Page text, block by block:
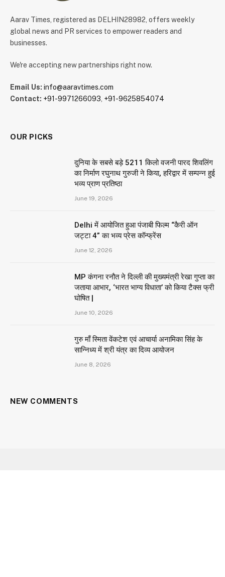
Aarav Times, registered as DELHIN28982, offers weekly
global news and PR services to empower readers and
businesses.
We're accepting new partnerships right now.
Email Us: info@aaravtimes.com
Contact: +91-9971266093 +91-9625854074
OUR PICKS
दुनिया के सबसे बड़े 5211 किलो वजनी पारद शिवलिंग
का निर्माण रघुनाथ गुरुजी ने किया, हरिद्वार में सम्पन्न हुई
भव्य प्राण प्रतिष्ठा
June 19, 2026
Delhi में आयोजित हुआ पंजाबी फिल्म “कैरी ऑन
जट्टा 4” का भव्य प्रेस कॉन्फ्रेंस
June 12, 2026
MP कंगना रनौत ने दिल्ली की मुख्यमंत्री रेखा गुप्ता का
जताया आभार, ‘भारत भाग्य विधाता’ को किया टैक्स फ्री
घोषित |
June 10, 2026
गुरु माँ स्मिता वेंकटेश एवं आचार्या अनामिका सिंह के
सान्निध्य में श्री यंत्र का दिव्य आयोजन
June 8, 2026
NEW COMMENTS